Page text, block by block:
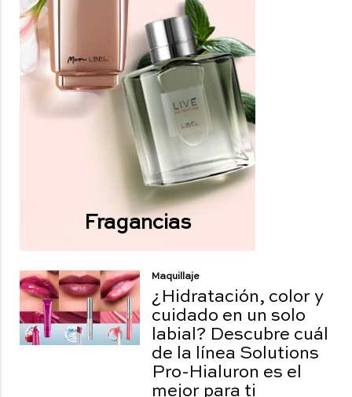
Fragancias
Maquillaje
¿Hidratación, color y
cuidado en un solo
labial? Descubre cuál
de la línea Solutions
Pro-Hialuron es el
mejor para ti